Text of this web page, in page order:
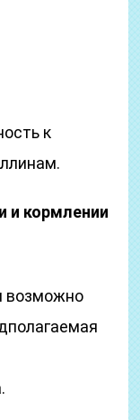
к
и кормлении
возможно